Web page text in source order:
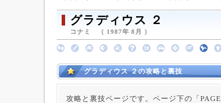
グラディウス ２
コナミ （ 1987年 8月 ）
グラディウス ２の攻略と裏技
攻略と裏技ページです。ページ下の「